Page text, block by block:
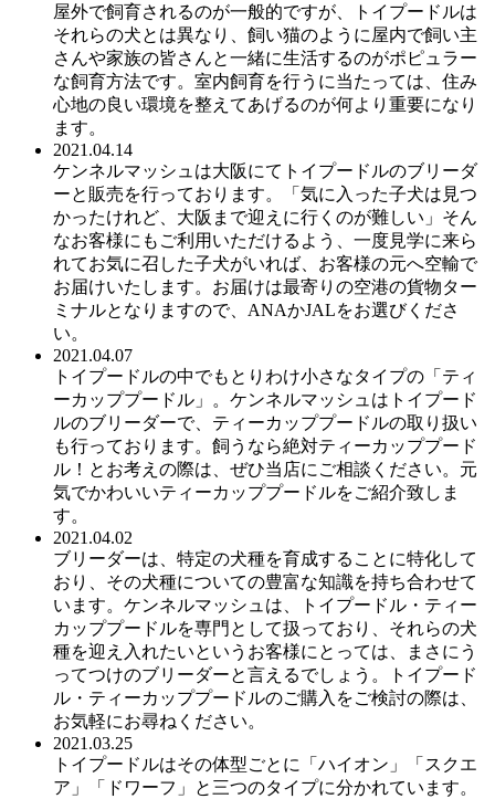
屋外で飼育されるのが一般的ですが、トイプードルは
それらの犬とは異なり、飼い猫のように屋内で飼い主
さんや家族の皆さんと一緒に生活するのがポピュラー
な飼育方法です。室内飼育を行うに当たっては、住み
心地の良い環境を整えてあげるのが何より重要になり
ます。
2021.04.14
ケンネルマッシュは大阪にてトイプードルのブリーダ
ーと販売を行っております。「気に入った子犬は見つ
かったけれど、大阪まで迎えに行くのが難しい」そん
なお客様にもご利用いただけるよう、一度見学に来ら
れてお気に召した子犬がいれば、お客様の元へ空輸で
お届けいたします。お届けは最寄りの空港の貨物ター
ミナルとなりますので、ANAかJALをお選びくださ
い。
2021.04.07
トイプードルの中でもとりわけ小さなタイプの「ティ
ーカッププードル」。ケンネルマッシュはトイプード
ルのブリーダーで、ティーカッププードルの取り扱い
も行っております。飼うなら絶対ティーカッププード
ル！とお考えの際は、ぜひ当店にご相談ください。元
気でかわいいティーカッププードルをご紹介致しま
す。
2021.04.02
ブリーダーは、特定の犬種を育成することに特化して
おり、その犬種についての豊富な知識を持ち合わせて
います。ケンネルマッシュは、トイプードル・ティー
カッププードルを専門として扱っており、それらの犬
種を迎え入れたいというお客様にとっては、まさにう
ってつけのブリーダーと言えるでしょう。トイプード
ル・ティーカッププードルのご購入をご検討の際は、
お気軽にお尋ねください。
2021.03.25
トイプードルはその体型ごとに「ハイオン」「スクエ
ア」「ドワーフ」と三つのタイプに分かれています。